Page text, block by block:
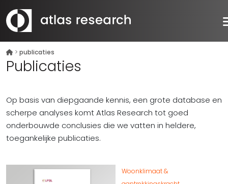
> publicaties
Publicaties
Op basis van diepgaande kennis, een grote database en
scherpe analyses komt Atlas Research tot goed
onderbouwde conclusies die we vatten in heldere,
toegankelijke publicaties.
Woonklimaat &